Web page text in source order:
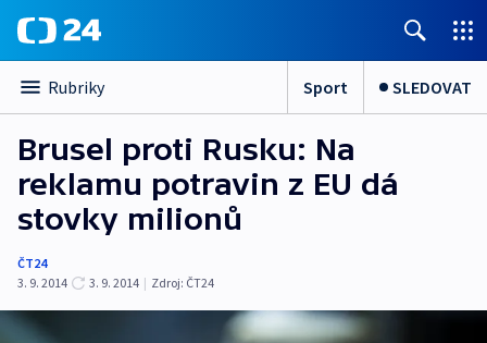
Rubriky Sport SLEDOVAT
Brusel proti Rusku: Na
reklamu potravin z EU dá
stovky milionů
ČT24
3. 9. 2014
3. 9. 2014 | Zdroj: ČT24